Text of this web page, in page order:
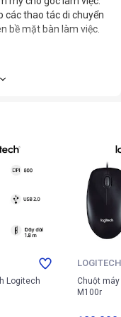
các thao tác di chuyển
bề mặt bàn làm việc.
Logitech
LOGITECH
Chuột
M100r